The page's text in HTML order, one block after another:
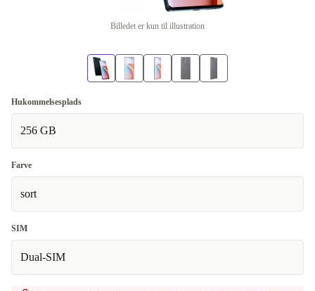
Billedet er kun til illustration
Hukommelsesplads
256 GB
Farve
sort
SIM
Dual-SIM